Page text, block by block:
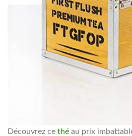
Découvrez ce thé au prix